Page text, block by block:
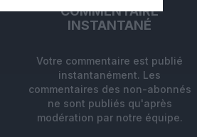
COMMENTAIRE
INSTANTANÉ
Votre commentaire est publié
instantanément. Les
commentaires des non-abonnés
ne sont publiés qu'après
modération par notre équipe.